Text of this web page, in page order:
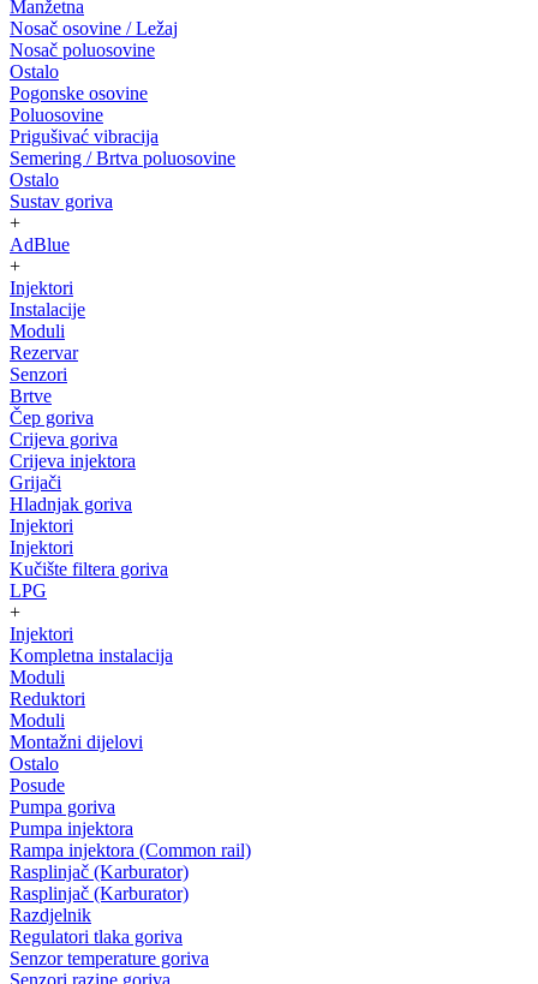
Manžetna
Nosač osovine / Ležaj
Nosač poluosovine
Ostalo
Pogonske osovine
Poluosovine
Prigušivać vibracija
Semering / Brtva poluosovine
Ostalo
Sustav goriva
+
AdBlue
+
Injektori
Instalacije
Moduli
Rezervar
Senzori
Brtve
Čep goriva
Crijeva goriva
Crijeva injektora
Grijači
Hladnjak goriva
Injektori
Injektori
Kučište filtera goriva
LPG
+
Injektori
Kompletna instalacija
Moduli
Reduktori
Moduli
Montažni dijelovi
Ostalo
Posude
Pumpa goriva
Pumpa injektora
Rampa injektora (Common rail)
Rasplinjač (Karburator)
Rasplinjač (Karburator)
Razdjelnik
Regulatori tlaka goriva
Senzor temperature goriva
Senzori razine goriva